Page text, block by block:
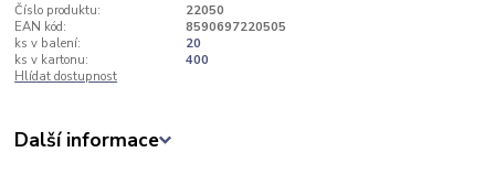
Číslo produktu:
22050
EAN kód:
8590697220505
ks v balení:
20
ks v kartonu:
400
Hlídat dostupnost
Další informace